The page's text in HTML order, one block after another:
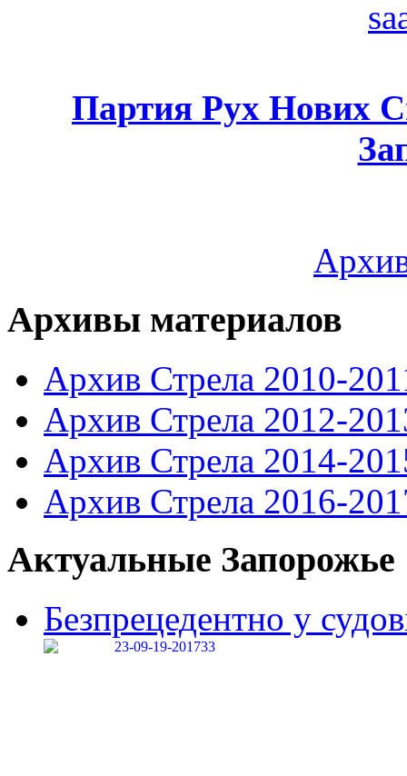
Партия Рух Нових
Архивы материалов
Архив Стрела 2010-
Архив Стрела 2012-
Архив Стрела 2014-
Архив Стрела 2016-
Актуальные Запорожье
Безпрецедентно у